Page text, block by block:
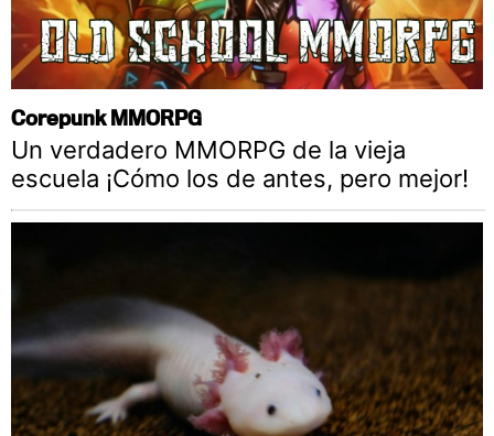
Corepunk MMORPG
Un verdadero MMORPG de la vieja
escuela ¡Cómo los de antes, pero mejor!